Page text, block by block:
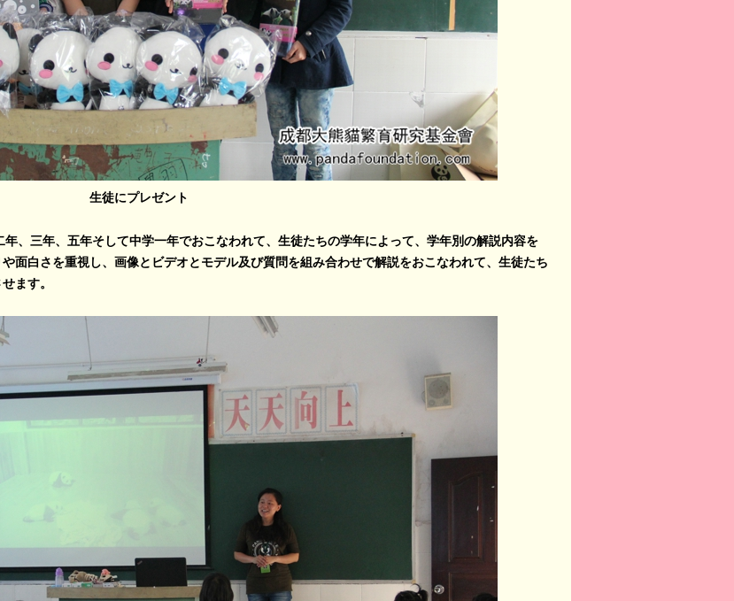
生徒にプレゼント
、三年、五年そして中学一年でおこなわれて、生徒たちの学年によって、学年別の解説内容を
面白さを重視し、画像とビデオとモデル及び質問を組み合わせで解説をおこなわれて、生徒たち
ます。